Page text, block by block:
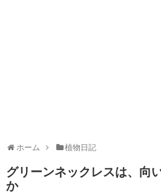
ホーム 植物日記
グリーンネックレスは、向
か